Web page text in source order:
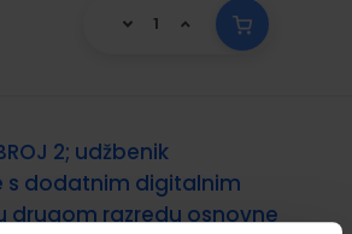
2; udžbenik
dodatnim digitalnim
drugom razredu osnovne